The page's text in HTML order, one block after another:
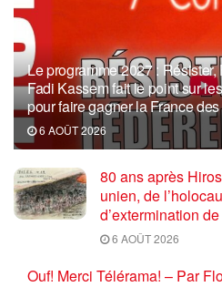
Le programme 2027 :
Fadi Kassem fait le point sur
pour faire gagner la France des
6 AOÛT 2026
80 ans après
unien, de
d’extermination
6 AOÛT 2026
Ouf! Merci Télérama! – Par